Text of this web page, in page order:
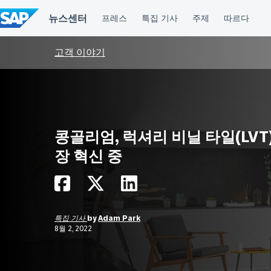
텐
츠
건
고객 이야기
콩골리엄, 럭셔리 비닐 타일
장 혁신 중
특집 기사 byAdam Park
8월 2, 2022